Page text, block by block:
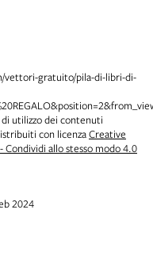
vettori-gratuito/pila-di-libri-di-
utilizzo dei contenuti
con licenzaCreative
allo stesso modo 4.0
2024